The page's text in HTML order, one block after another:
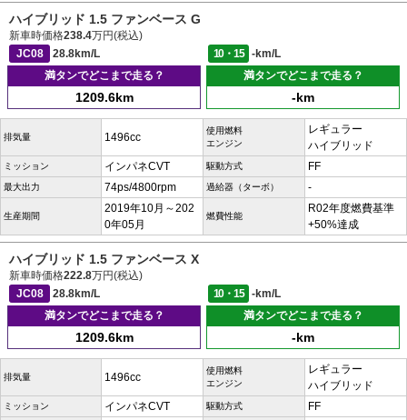
ハイブリッド 1.5 ファンベース G
新車時価格238.4万円(税込)
JC08
28.8km/L 10・15
-km/L
満タンでどこまで走る？
1209.6km
満タンでどこまで走る？
-km
排気量 1496cc
使用燃料
エンジン
レギュラー
ハイブリッド
ミッション インパネCVT 駆動方式 FF
最大出力 74ps/4800rpm 過給器（ターボ） -
生産期間
2019年10月～202
0年05月
燃費性能
R02年度燃費基準
+50%達成
ハイブリッド 1.5 ファンベース X
新車時価格222.8万円(税込)
JC08
28.8km/L 10・15
-km/L
満タンでどこまで走る？
1209.6km
満タンでどこまで走る？
-km
排気量 1496cc
使用燃料
エンジン
レギュラー
ハイブリッド
ミッション インパネCVT 駆動方式 FF